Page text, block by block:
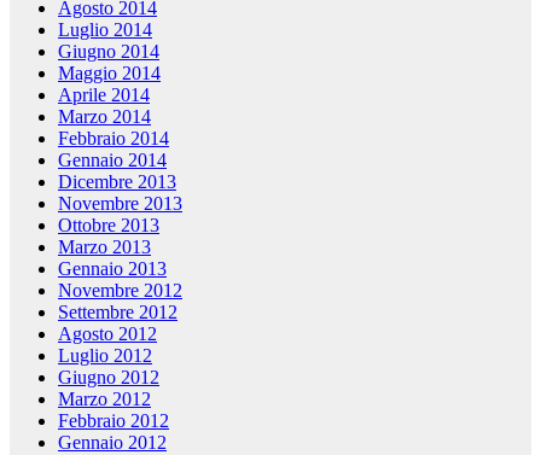
Agosto 2014
Luglio 2014
Giugno 2014
Maggio 2014
Aprile 2014
Marzo 2014
Febbraio 2014
Gennaio 2014
Dicembre 2013
Novembre 2013
Ottobre 2013
Marzo 2013
Gennaio 2013
Novembre 2012
Settembre 2012
Agosto 2012
Luglio 2012
Giugno 2012
Marzo 2012
Febbraio 2012
Gennaio 2012